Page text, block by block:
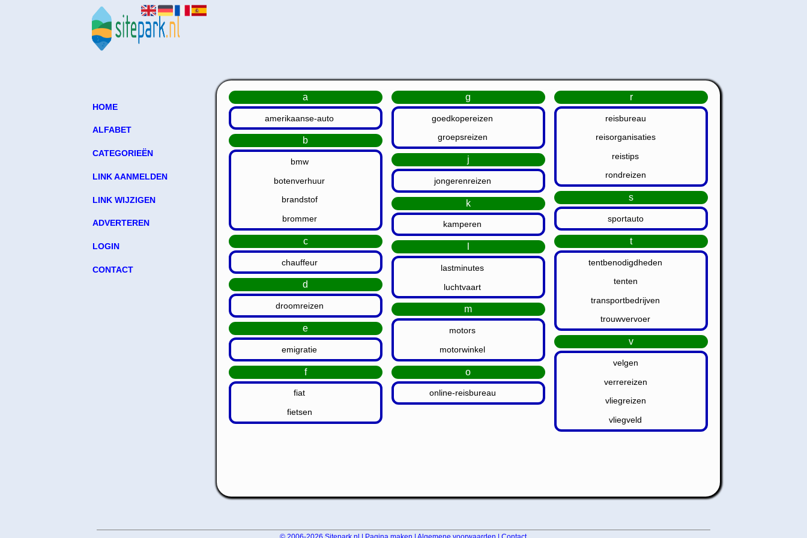
HOME
ALFABET
CATEGORIEËN
LINK AANMELDEN
LINK WIJZIGEN
ADVERTEREN
LOGIN
CONTACT
a
amerikaanse-auto
b
bmw
botenverhuur
brandstof
brommer
c
chauffeur
d
droomreizen
e
emigratie
f
fiat
fietsen
g
goedkopereizen
groepsreizen
j
jongerenreizen
k
kamperen
lastminutes
luchtvaart
m
motors
motorwinkel
o
online-reisbureau
r
reisbureau
reisorganisaties
reistips
rondreizen
s
sportauto
t
tentbenodigdheden
tenten
transportbedrijven
trouwvervoer
v
velgen
verrereizen
vliegreizen
vliegveld